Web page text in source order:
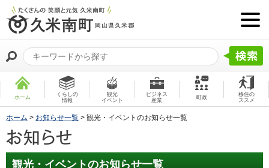
ホーム
くらしの
情報
観光
イベント
ビジネス
産業
町政
移住の
ススメ
ホーム > お知らせ一覧 > 観光・イベントのお知らせ一覧
観光・イベントのお知らせ一覧